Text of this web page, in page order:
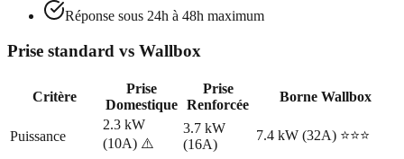
Réponse sous 24h à 48h maximum
Prise standard vs Wallbox
Critère
Prise
Domestique
Prise
Renforcée
Borne Wallbox
Puissance
2.3 kW
(10A) ⚠️
3.7 kW
(16A)
7.4 kW (32A) ⭐⭐⭐